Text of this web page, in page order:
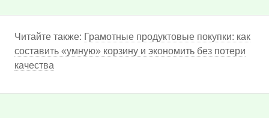
Читайте также: Грамотные продуктовые покупки: как
составить «умную» корзину и экономить без потери
качества